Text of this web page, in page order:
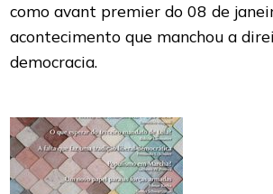
como avant premier do 08 de
acontecimento que manchou a
democracia.